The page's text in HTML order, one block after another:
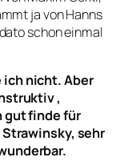
ja von Hanns
schon einmal
ich nicht. Aber
,
gut finde für
sehr